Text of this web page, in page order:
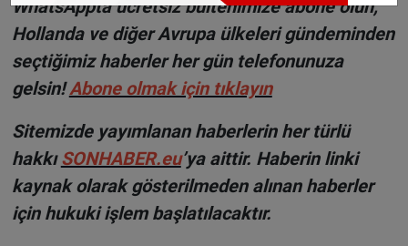
WhatsAppta ücretsiz bültenimize abone olun,
Hollanda ve diğer Avrupa ülkeleri gündeminden
seçtiğimiz haberler her gün telefonunuza
gelsin! Abone olmak için tıklayın
Sitemizde yayımlanan haberlerin her türlü
hakkıSONHABER.eu’ya aittir. Haberin linki
kaynak olarak gösterilmeden alınan haberler
için hukuki işlem başlatılacaktır.